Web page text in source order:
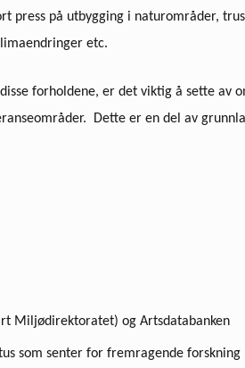
press på utbygging i naturområder,
etc.
forholdene, er det viktig å sette av
Dette er en del av
Miljødirektoratet) og Artsdatabanken
som senter for fremragende forskning